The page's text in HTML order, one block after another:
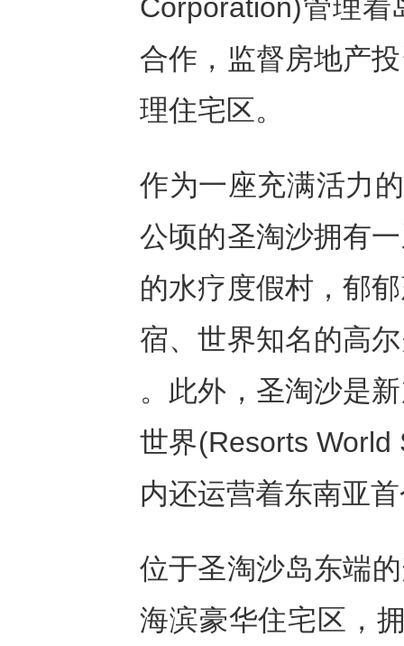
Corporation)管理
合作，监督房地产
理住宅区。
作为一座充满活力
公顷的圣淘沙拥有
的水疗度假村，郁
宿、世界知名的高
。此外，圣淘沙是
世界(Resorts World
内还运营着东南亚
位于圣淘沙岛东端
海滨豪华住宅区，